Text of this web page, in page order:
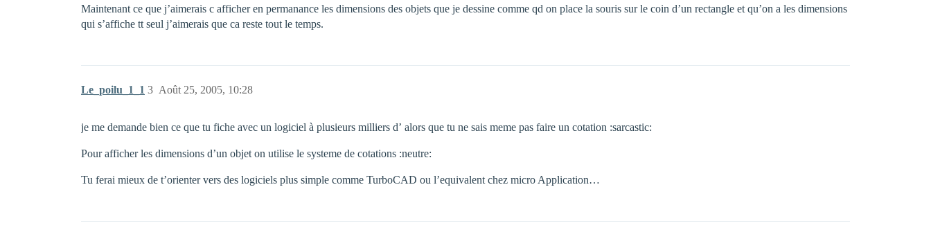
Maintenant ce que j’aimerais c afficher en permanance les dimensions des objets que je dessine comme qd on place la souris sur le coin d’un rectangle et qu’on a les dimensions
qui s’affiche tt seul j’aimerais que ca reste tout le temps.
Le_poilu_1_1 Août 25, 2005, 10:28
3
je me demande bien ce que tu fiche avec un logiciel à plusieurs milliers d’ alors que tu ne sais meme pas faire un cotation :sarcastic:
Pour afficher les dimensions d’un objet on utilise le systeme de cotations :neutre:
Tu ferai mieux de t’orienter vers des logiciels plus simple comme TurboCAD ou l’equivalent chez micro Application…